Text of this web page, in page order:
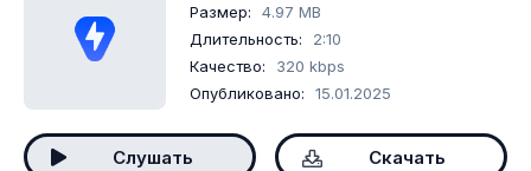
Размер:
4.97 MB
Длительность:
2:10
Качество:
320 kbps
Опубликовано:
15.01.2025
Слушать Скачать